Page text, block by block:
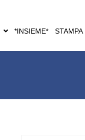
*INSIEME* STAMPA